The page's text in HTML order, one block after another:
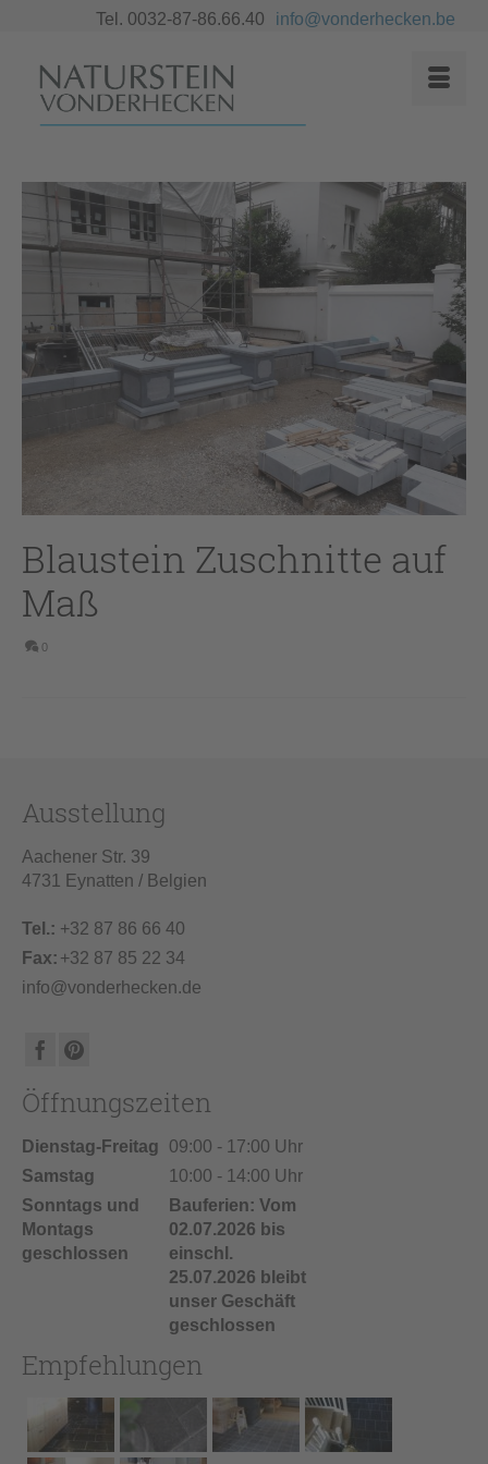
Tel. 0032-87-86.66.40 info@vonderhecken.be
Blaustein Zuschnitte auf
Maß
0
Ausstellung
Aachener Str. 39
4731 Eynatten / Belgien
Tel.: +32 87 86 66 40
Fax: +32 87 85 22 34
info@vonderhecken.de
Öffnungszeiten
Dienstag-Freitag
09:00 - 17:00 Uhr
Samstag
10:00 - 14:00 Uhr
Sonntags und
Montags
geschlossen
Bauferien: Vom
02.07.2026 bis
einschl.
25.07.2026 bleibt
unser Geschäft
geschlossen
Empfehlungen